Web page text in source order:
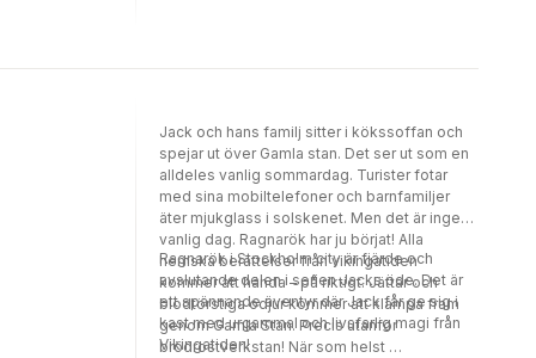
den här samlingsvolymen ingår alla fyra
Varulvar i Storkyrkan och Häxor i tunnelbanan
."Jakten på Jack är perfekta böcker att sätta i
händerna på sjuåringen som kämpar med
läsningen och vill ha en snabbverkande
brygd av skräck, skämt och snabba
vändningar för att inte tröttna."Dagens
Nyheter"Jack är en modern Nils Holgersson
som färdas genom Stockholm i stället för
Sverige, som färdmedel är gåsen Akka ersatt
av en flygande motorcykel."Dagens Nyheter
Jack och hans familj sitter i kökssoffan och
spejar ut över Gamla stan. Det ser ut som en
alldeles vanlig sommardag. Turister fotar
med sina mobiltelefoner och barnfamiljer
äter mjukglass i solskenet. Men det är ingen
vanlig dag. Ragnarök har ju börjat! Alla
hemska berättelser från vikingatiden
kommer att hända – på riktigt. Jättar och
blodtörstiga odjur kommer att klampa fram
genom Gamla Stan. Precis utanför
brödrostverkstan! När som helst …
Ragnarök i Stockholm city är fjärde och
avslutande delen i serien Jacks öde. Det är
ett spännande äventyr där Jack får ge sig i
kast med urgammal och livsfarlig magi från
Vikingatiden!